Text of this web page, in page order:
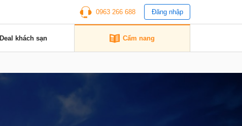
0963 266 688 Đăng nhập
Deal khách sạn Cẩm nang